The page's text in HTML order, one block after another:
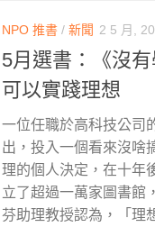
NPO 推書 / 新聞 2 5 月,
5月選書：《沒
可以實踐理想
一位任職於高科技公司
出，投入一個看來沒啥
理的個人決定，在十年
立了超過一萬家圖書館
芬助理教授認為，「理